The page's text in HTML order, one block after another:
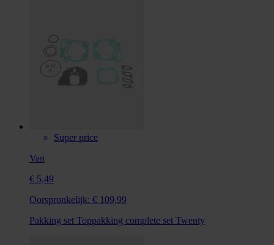
Super price
Van
€ 5,49
Oorspronkelijk: € 109,99
Pakking set Toppakking complete set Twenty